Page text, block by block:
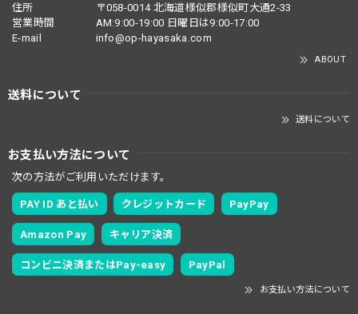
住所
〒058-0014 北海道様似郡様似町大通2-33
営業時間
AM:9:00-19:00 日曜日は9:00-17:00
E-mail
info@op-hayasaka.com
ABOUT
送料について
送料について
お支払い方法について
次の方法がご利用いただけます。
PAY ID あと払い クレジットカード PayPay
Amazon Pay キャリア決済
コンビニ決済またはPay-easy PayPal
お支払い方法について